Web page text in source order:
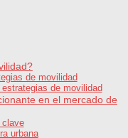
de movilidad
de movilidad
en el mercado de
clave
urbana